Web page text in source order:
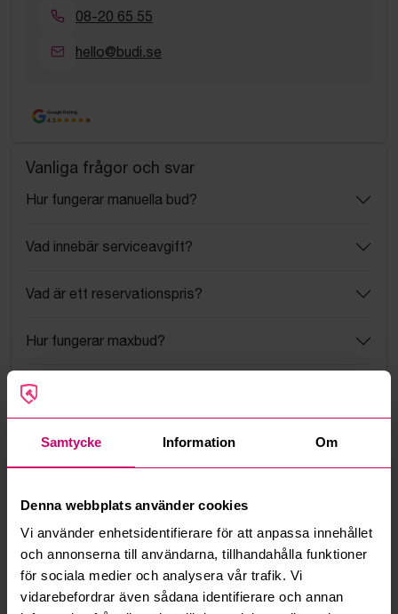
Samtycke Information Om
Denna webbplats använder cookies
Vi använder enhetsidentifierare för att anpassa innehållet
och annonserna till användarna, tillhandahålla funktioner
för sociala medier och analysera vår trafik. Vi
vidarebefordrar även sådana identifierare och annan
08-20 65 55
hello@budi.se
Google Rating
4.5
Vanliga frågor och svar
Hur fungerar manuella bud?
Vad innebär serviceavgift?
Vad är ett reservationspris?
Hur fungerar maxbud?
Hur fungerar budmotorn?
Kan jag ångra ett bud?
Läs fler frågor och svar
Mer från samma kategori